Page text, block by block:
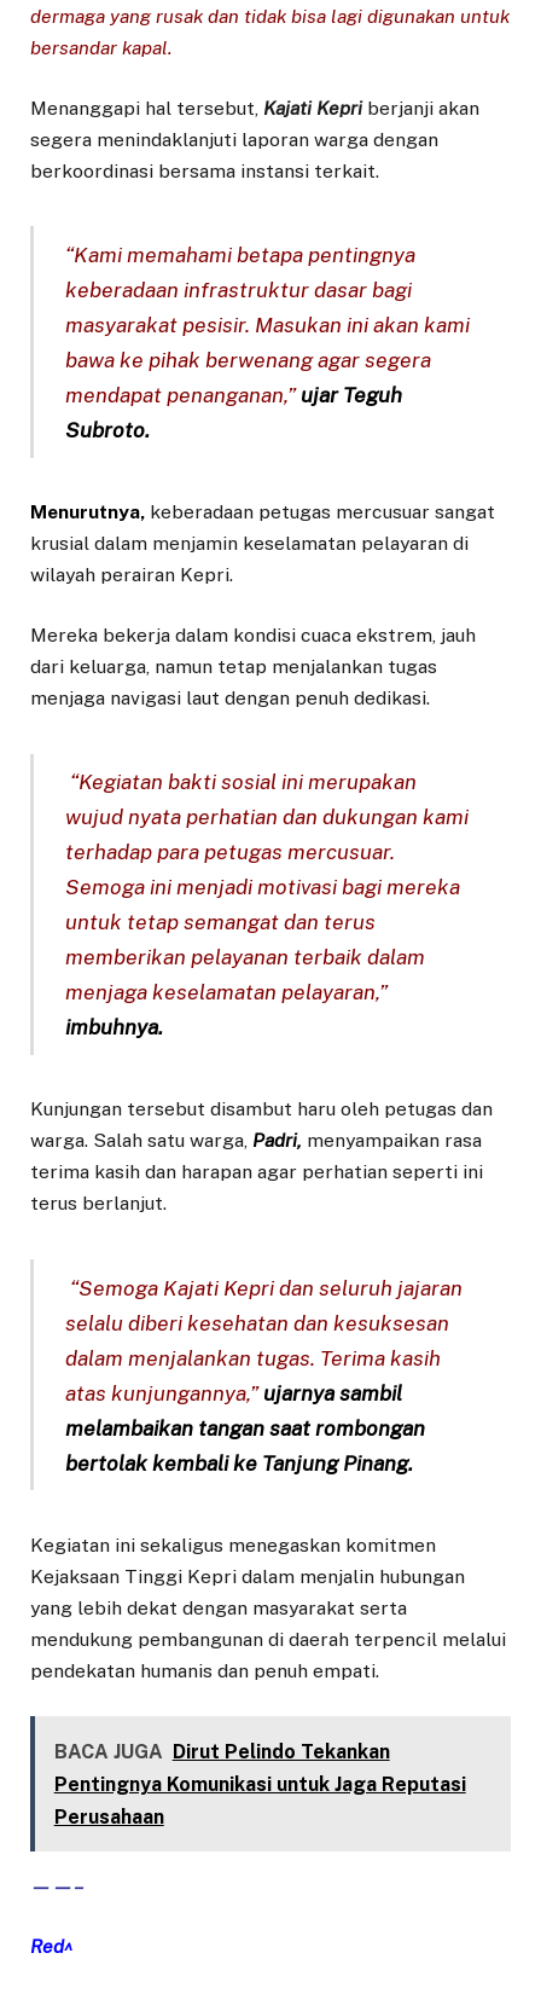
dermaga yang rusak dan tidak bisa lagi digunakan untuk
bersandar kapal.
Menanggapi hal tersebut, Kajati Kepriberjanji akan
segera menindaklanjuti laporan warga dengan
berkoordinasi bersama instansi terkait.
“Kami memahami betapa pentingnya
keberadaan infrastruktur dasar bagi
masyarakat pesisir. Masukan ini akan kami
bawa ke pihak berwenang agar segera
mendapat penanganan,”ujar Teguh
Subroto.
Menurutnya, keberadaan petugas mercusuar sangat
krusial dalam menjamin keselamatan pelayaran di
wilayah perairan Kepri.
Mereka bekerja dalam kondisi cuaca ekstrem, jauh
dari keluarga, namun tetap menjalankan tugas
menjaga navigasi laut dengan penuh dedikasi.
“Kegiatan bakti sosial ini merupakan
wujud nyata perhatian dan dukungan kami
terhadap para petugas mercusuar.
Semoga ini menjadi motivasi bagi mereka
untuk tetap semangat dan terus
memberikan pelayanan terbaik dalam
menjaga keselamatan pelayaran,”
imbuhnya.
Kunjungan tersebut disambut haru oleh petugas dan
warga. Salah satu warga, Padri, menyampaikan rasa
terima kasih dan harapan agar perhatian seperti ini
terus berlanjut.
“Semoga Kajati Kepri dan seluruh jajaran
selalu diberi kesehatan dan kesuksesan
dalam menjalankan tugas. Terima kasih
atas kunjungannya,”ujarnya sambil
melambaikan tangan saat rombongan
bertolak kembali ke Tanjung Pinang.
Kegiatan ini sekaligus menegaskan komitmen
Kejaksaan Tinggi Kepri dalam menjalin hubungan
yang lebih dekat dengan masyarakat serta
mendukung pembangunan di daerah terpencil melalui
pendekatan humanis dan penuh empati.
BACA JUGA Dirut Pelindo Tekankan
Pentingnya Komunikasi untuk Jaga Reputasi
Perusahaan
——–
Red^